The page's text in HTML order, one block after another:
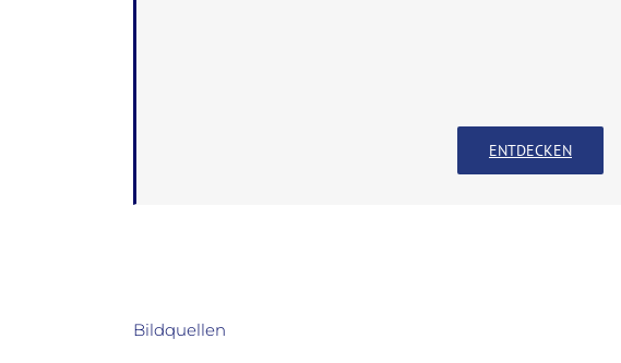
ENTDECKEN
Bildquellen